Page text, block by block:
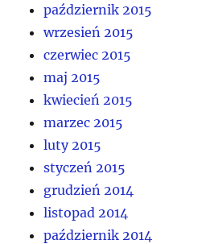
październik 2015
wrzesień 2015
czerwiec 2015
maj 2015
kwiecień 2015
marzec 2015
luty 2015
styczeń 2015
grudzień 2014
listopad 2014
październik 2014